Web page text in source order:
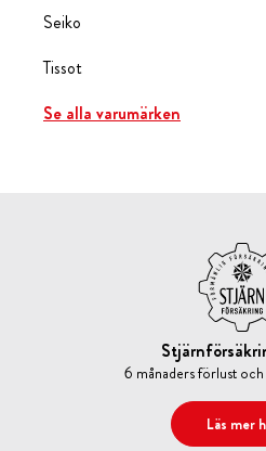
Seiko
Tissot
Se alla varumärken
6 månaders förlust
Läs mer